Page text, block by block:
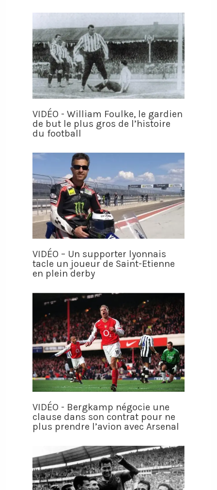
VIDÉO - William Foulke, le gardien
de but le plus gros de l’histoire
du football
VIDÉO – Un supporter lyonnais
tacle un joueur de Saint-Etienne
en plein derby
VIDÉO - Bergkamp négocie une
clause dans son contrat pour ne
plus prendre l’avion avec Arsenal